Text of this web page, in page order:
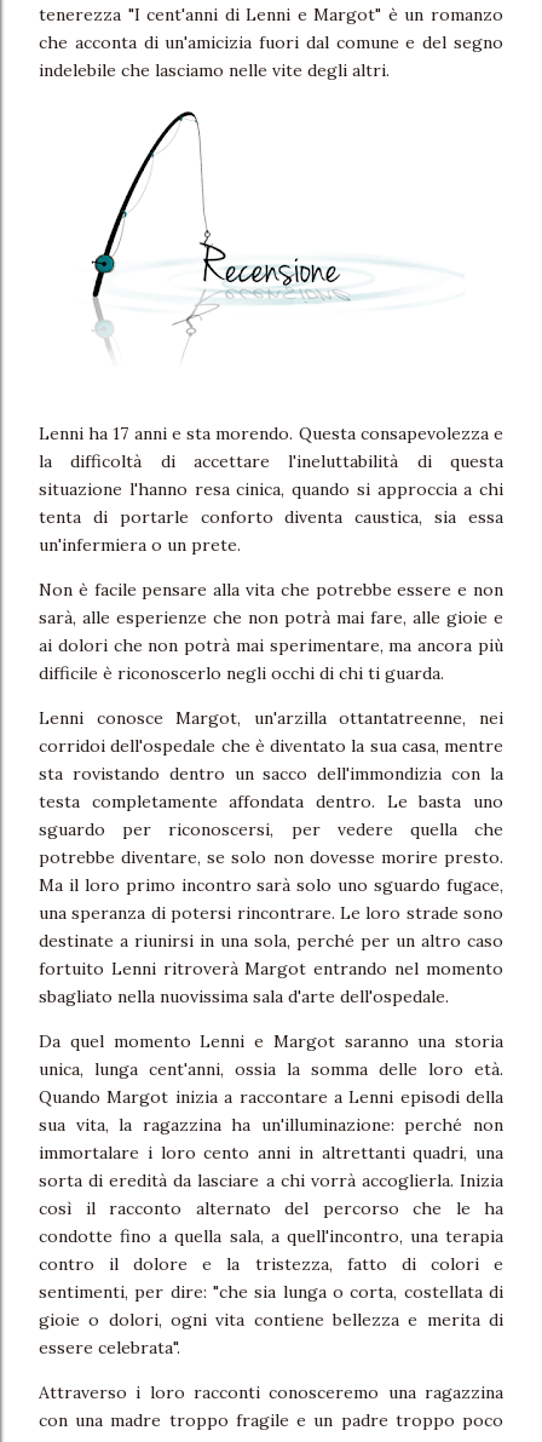
tenerezza "I cent'anni di Lenni e Margot" è un romanzo
che acconta di un'amicizia fuori dal comune e del segno
indelebile che lasciamo nelle vite degli altri.
Lenni ha 17 anni e sta morendo. Questa consapevolezza e
la difficoltà di accettare l'ineluttabilità di questa
situazione l'hanno resa cinica, quando si approccia a chi
tenta di portarle conforto diventa caustica, sia essa
un'infermiera o un prete.
Non è facile pensare alla vita che potrebbe essere e non
sarà, alle esperienze che non potrà mai fare, alle gioie e
ai dolori che non potrà mai sperimentare, ma ancora più
difficile è riconoscerlo negli occhi di chi ti guarda.
Lenni conosce Margot, un'arzilla ottantatreenne, nei
corridoi dell'ospedale che è diventato la sua casa, mentre
sta rovistando dentro un sacco dell'immondizia con la
testa completamente affondata dentro. Le basta uno
sguardo per riconoscersi, per vedere quella che
potrebbe diventare, se solo non dovesse morire presto.
Ma il loro primo incontro sarà solo uno sguardo fugace,
una speranza di potersi rincontrare. Le loro strade sono
destinate a riunirsi in una sola, perché per un altro caso
fortuito Lenni ritroverà Margot entrando nel momento
sbagliato nella nuovissima sala d'arte dell'ospedale.
Da quel momento Lenni e Margot saranno una storia
unica, lunga cent'anni, ossia la somma delle loro età.
Quando Margot inizia a raccontare a Lenni episodi della
sua vita, la ragazzina ha un'illuminazione: perché non
immortalare i loro cento anni in altrettanti quadri, una
sorta di eredità da lasciare a chi vorrà accoglierla. Inizia
così il racconto alternato del percorso che le ha
condotte fino a quella sala, a quell'incontro, una terapia
contro il dolore e la tristezza, fatto di colori e
sentimenti, per dire: "che sia lunga o corta, costellata di
gioie o dolori, ogni vita contiene bellezza e merita di
essere celebrata".
Attraverso i loro racconti conosceremo una ragazzina
con una madre troppo fragile e un padre troppo poco